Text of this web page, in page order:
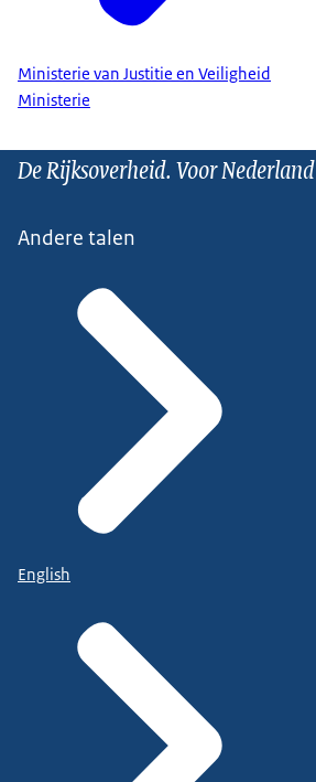
Ministerie van Justitie en Veiligheid
Ministerie
De Rijksoverheid. Voor Nederland
Andere talen
English